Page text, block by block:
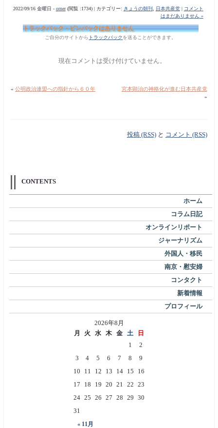
2022/09/16 金曜日 - orner(閲覧 :1734) | カテゴリー: きょうの朝刊 , 日本共産党|
コメント
はまだありません »
トラックバック・ピンバックはありません
ご自分のサイトから トラックバック を送ることができます。
現在コメントは受け付けていません。
«公明政治連盟への指針から６０年
宮本顕治の神格化が進む日本共産党
»
投稿 (RSS)と コメント (RSS)
CONTENTS
ホーム
コラム日記
オンラインリポート
ジャーナリズム
外国人・移民
南京・慰安婦
コンタクト
新着情報
プロフィール
2026年8月
月
火 水 木 金 土 日
« 11月
1
2
3
4 5 6 7 8
9
10
11 12 13 14 15
16
17
18 19 20 21 22 23
24 25 26 27 28 29 30
31